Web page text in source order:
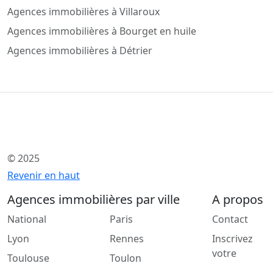
Agences immobilières à Villaroux
Agences immobilières à Bourget en huile
Agences immobilières à Détrier
© 2025
Revenir en haut
Agences immobilières par ville
National
Lyon
Toulouse
Paris
Rennes
Toulon
A propos
Contact
Inscrivez
votre